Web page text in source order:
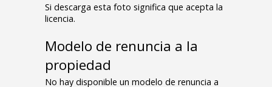
Si descarga esta foto significa que acepta la
licencia.
Modelo de renuncia a la
propiedad
No hay disponible un modelo de renuncia a